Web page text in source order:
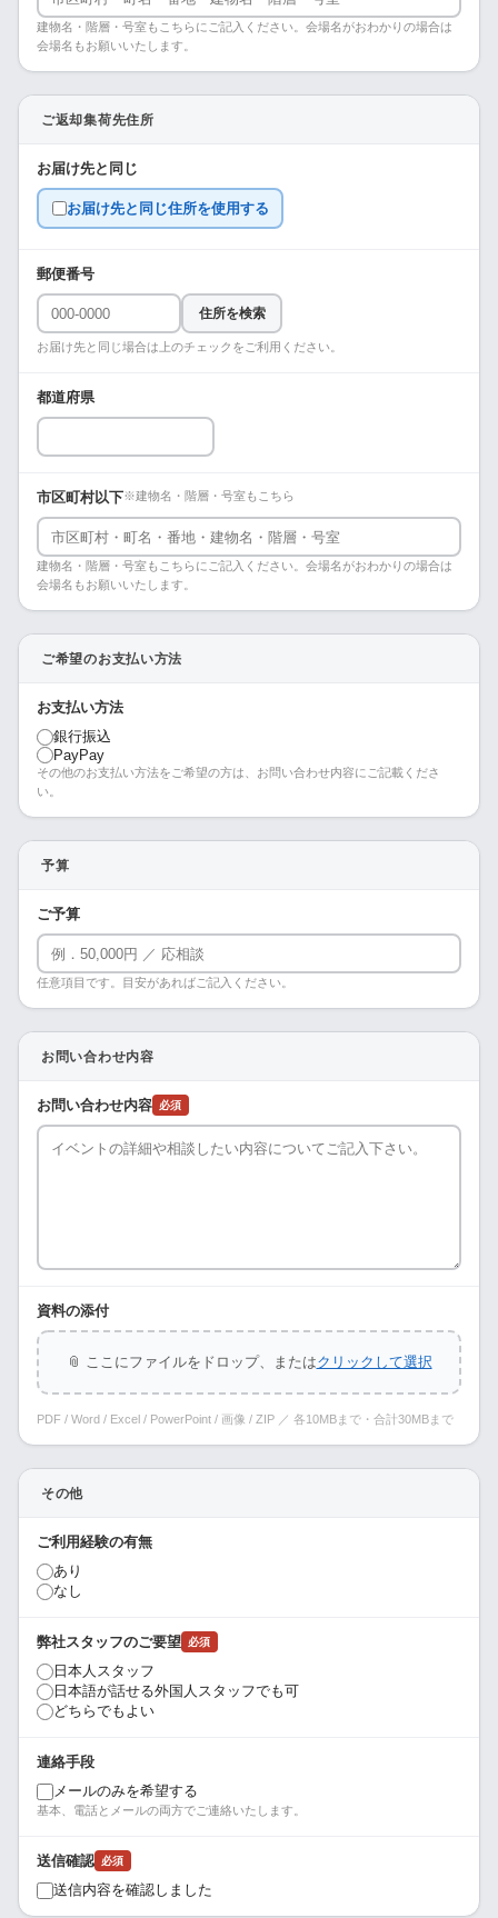
建物名・階層・号室もこちらにご記入ください。会場名がおわかりの場合は
会場名もお願いいたします。
ご返却集荷先住所
お届け先と同じ
お届け先と同じ住所を使用する
郵便番号
住所を検索
お届け先と同じ場合は上のチェックをご利用ください。
都道府県
市区町村以下※建物名・階層・号室もこちら
建物名・階層・号室もこちらにご記入ください。会場名がおわかりの場合は
会場名もお願いいたします。
ご希望のお支払い方法
お支払い方法
銀行振込
PayPay
その他のお支払い方法をご希望の方は、お問い合わせ内容にご記載くださ
い。
予算
ご予算
任意項目です。目安があればご記入ください。
お問い合わせ内容
お問い合わせ内容 必須
資料の添付
📎 ここにファイルをドロップ、またはクリックして選択
PDF / Word / Excel / PowerPoint / 画像 / ZIP ／ 各10MBまで・合計30MBまで
その他
ご利用経験の有無
あり
なし
弊社スタッフのご要望 必須
日本人スタッフ
日本語が話せる外国人スタッフでも可
どちらでもよい
連絡手段
メールのみを希望する
基本、電話とメールの両方でご連絡いたします。
送信確認 必須
送信内容を確認しました